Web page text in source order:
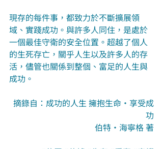
現存的每件事，都致力於不斷擴展領
域、實踐成功。與許多人同住，是處於
一個最佳守衛的安全位置。超越了個人
的生死存亡，關乎人生以及許多人的存
活，儘管也關係到整個、富足的人生與
成功。
摘錄自：成功的人生 擁抱生命‧享受成
功
伯特‧海寧格 著